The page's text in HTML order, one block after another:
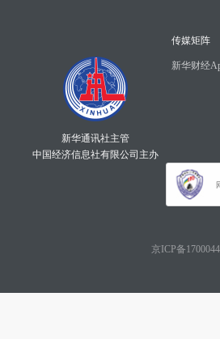
新华通讯社主管
中国经济信息社有限公司主办
传媒矩阵
新华财经
京ICP备